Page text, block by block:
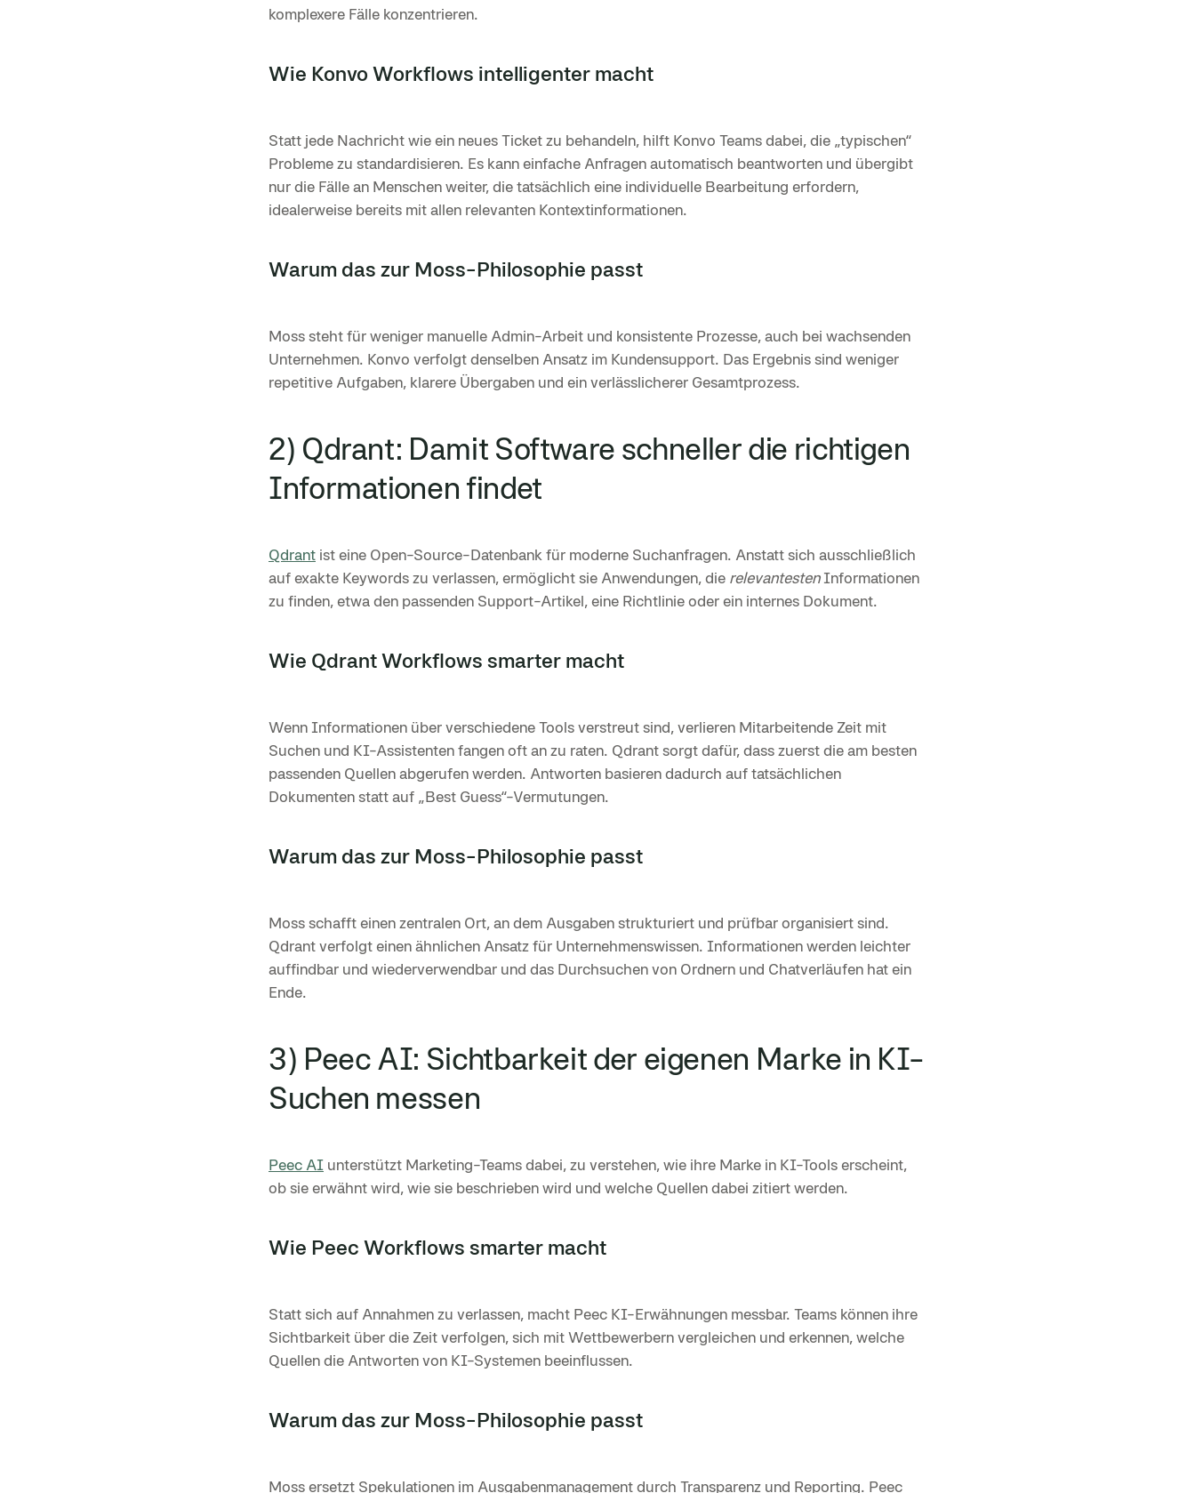
komplexere Fälle konzentrieren.
Wie Konvo Workflows intelligenter macht
Statt jede Nachricht wie ein neues Ticket zu behandeln, hilft Konvo Teams dabei, die „typischen“
Probleme zu standardisieren. Es kann einfache Anfragen automatisch beantworten und übergibt
nur die Fälle an Menschen weiter, die tatsächlich eine individuelle Bearbeitung erfordern,
idealerweise bereits mit allen relevanten Kontextinformationen.
Warum das zur Moss-Philosophie passt
Moss steht für weniger manuelle Admin-Arbeit und konsistente Prozesse, auch bei wachsenden
Unternehmen. Konvo verfolgt denselben Ansatz im Kundensupport. Das Ergebnis sind weniger
repetitive Aufgaben, klarere Übergaben und ein verlässlicherer Gesamtprozess.
2) Qdrant: Damit Software schneller die richtigen
Informationen findet
Qdrant ist eine Open-Source-Datenbank für moderne Suchanfragen. Anstatt sich ausschließlich
auf exakte Keywords zu verlassen, ermöglicht sie Anwendungen, die relevantestenInformationen
zu finden, etwa den passenden Support-Artikel, eine Richtlinie oder ein internes Dokument.
Wie Qdrant Workflows smarter macht
Wenn Informationen über verschiedene Tools verstreut sind, verlieren Mitarbeitende Zeit mit
Suchen und KI-Assistenten fangen oft an zu raten. Qdrant sorgt dafür, dass zuerst die am besten
passenden Quellen abgerufen werden. Antworten basieren dadurch auf tatsächlichen
Dokumenten statt auf „Best Guess“-Vermutungen.
Warum das zur Moss-Philosophie passt
Moss schafft einen zentralen Ort, an dem Ausgaben strukturiert und prüfbar organisiert sind.
Qdrant verfolgt einen ähnlichen Ansatz für Unternehmenswissen. Informationen werden leichter
auffindbar und wiederverwendbar und das Durchsuchen von Ordnern und Chatverläufen hat ein
Ende.
3) Peec AI: Sichtbarkeit der eigenen Marke in KI-
Suchen messen
Peec AI unterstützt Marketing-Teams dabei, zu verstehen, wie ihre Marke in KI-Tools erscheint,
ob sie erwähnt wird, wie sie beschrieben wird und welche Quellen dabei zitiert werden.
Wie Peec Workflows smarter macht
Statt sich auf Annahmen zu verlassen, macht Peec KI-Erwähnungen messbar. Teams können ihre
Sichtbarkeit über die Zeit verfolgen, sich mit Wettbewerbern vergleichen und erkennen, welche
Quellen die Antworten von KI-Systemen beeinflussen.
Warum das zur Moss-Philosophie passt
Moss ersetzt Spekulationen im Ausgabenmanagement durch Transparenz und Reporting. Peec